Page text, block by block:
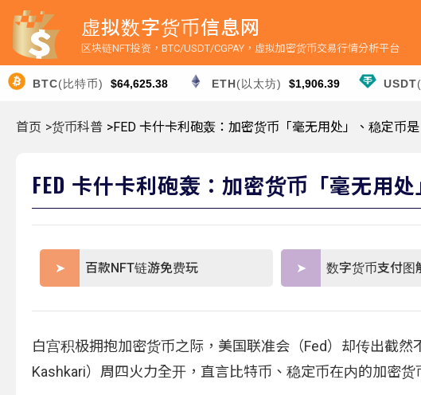
虚拟数字货币信息网
区块链NFT投资，BTC/USDT/CGPAY，虚拟加密货币交易行情分析平台
BTC(比特币) $64,625.38 ETH(以太坊) $1,906.39 USDT
首页 >货币科普 >FED 卡什卡利砲轰：加密货币「毫无用处」、稳定币是
FED 卡什卡利砲轰：加密货币「毫无用
百款NFT链游免费玩 数字货币支付图
白宫积极拥抱加密货币之际，美国联准会（Fed）却传出截
Kashkari）周四火力全开，直言比特币、稳定币在内的加密